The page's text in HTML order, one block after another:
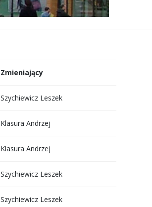
Zmieniający
Szychiewicz Leszek
Klasura Andrzej
Klasura Andrzej
Szychiewicz Leszek
Szychiewicz Leszek